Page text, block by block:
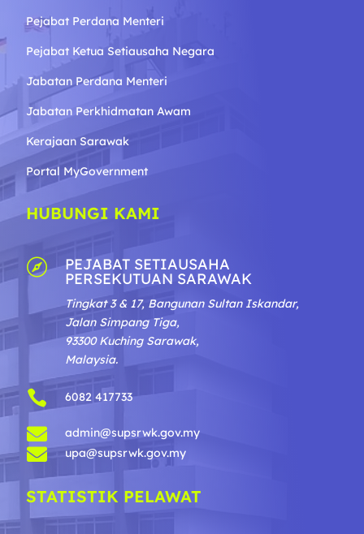
Pejabat Perdana Menteri
Pejabat Ketua Setiausaha Negara
Jabatan Perdana Menteri
Jabatan Perkhidmatan Awam
Kerajaan Sarawak
Portal MyGovernment
HUBUNGI KAMI
 PEJABAT SETIAUSAHA
PERSEKUTUAN SARAWAK
Tingkat 3 & 17, Bangunan Sultan Iskandar,
Jalan Simpang Tiga,
93300 Kuching Sarawak,
Malaysia.
 6082 417733
 admin@supsrwk.gov.my
 upa@supsrwk.gov.my
STATISTIK PELAWAT